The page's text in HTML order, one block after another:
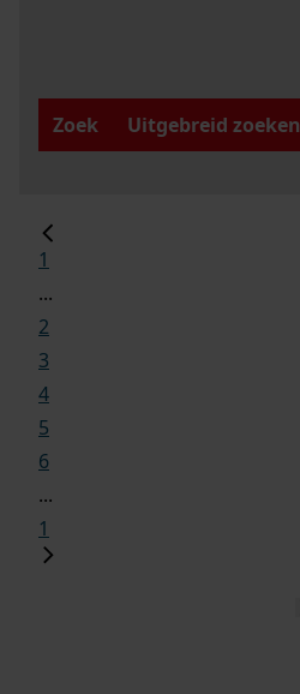
Zoek
Uitgebreid zoeken
1
...
2
3
4
5
6
...
1